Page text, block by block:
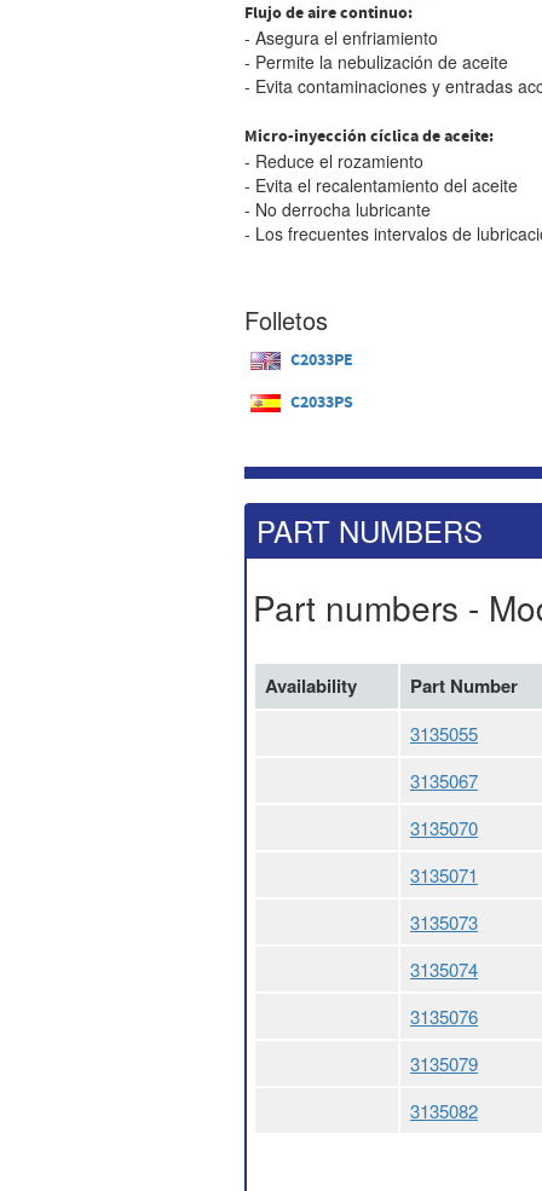
Flujo de aire continuo:
- Asegura el enfriamiento
- Permite la nebulización de aceite
- Evita contaminaciones y entradas
Micro-inyección cíclica de aceite:
- Reduce el rozamiento
- Evita el recalentamiento del aceite
- No derrocha lubricante
- Los frecuentes intervalos de
Folletos
C2033PE
C2033PS
PART NUMBERS
Part numbers -
Availability Part Number
3135055
3135067
3135070
3135071
3135073
3135074
3135076
3135079
3135082